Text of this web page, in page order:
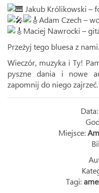
Jakub Królikowski –
Adam Czech –
Maciej Nawrocki –
Przeżyj tego bluesa z nami.
Wieczór, muzyka i Ty!
pyszne dania i nowe
zapomnij do niego zajrzeć.
Data:
Miejsce:
Tagi: